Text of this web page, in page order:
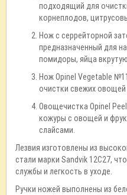
подходящий для
корнеплодов,
Нож с серрейторной
предназначенный для
помидоры, яйца
Нож Opinel Vegetable
очистки свежих овощей
Овощечистка Opinel
кожуры с овощей и
слайсами.
Лезвия изготовлены из
стали марки Sandvik 12C27,
службы и легкость в уходе.
Ручки ножей выполнены из